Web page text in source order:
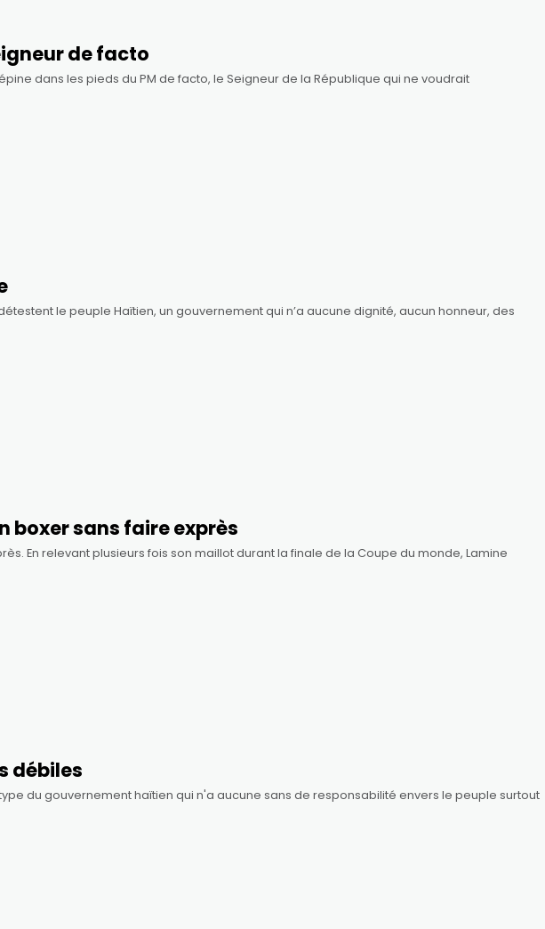
de facto
dans les pieds du PM de facto, le Seigneur de la République qui ne voudrait
le peuple Haïtien, un gouvernement qui n’a aucune dignité, aucun honneur, des
boxer sans faire exprès
En relevant plusieurs fois son maillot durant la finale de la Coupe du monde, Lamine
débiles
du gouvernement haïtien qui n'a aucune sans de responsabilité envers le peuple surtout